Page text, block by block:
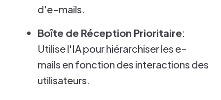
d'e-mails.
Boîte de Réception Prioritaire:
Utilise l'IA pour hiérarchiser les e-
mails en fonction des interactions des
utilisateurs.